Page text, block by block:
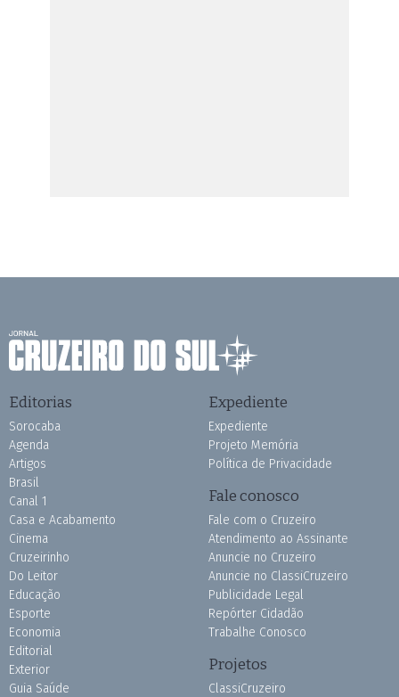
Editorias
Sorocaba
Agenda
Artigos
Brasil
Canal 1
Casa e Acabamento
Cinema
Cruzeirinho
Do Leitor
Educação
Esporte
Economia
Editorial
Exterior
Guia Saúde
Expediente
Expediente
Projeto Memória
Política de Privacidade
Fale conosco
Fale com o Cruzeiro
Atendimento ao Assinante
Anuncie no Cruzeiro
Anuncie no ClassiCruzeiro
Publicidade Legal
Repórter Cidadão
Trabalhe Conosco
Projetos
ClassiCruzeiro